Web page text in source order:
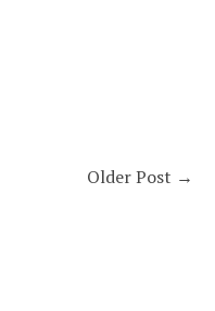
Older Post →